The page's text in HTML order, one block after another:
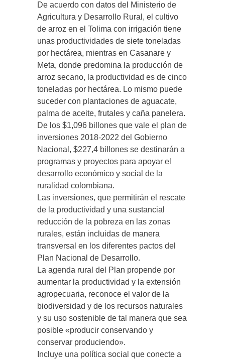
De acuerdo con datos del Ministerio de
Agricultura y Desarrollo Rural, el cultivo
de arroz en el Tolima con irrigación tiene
unas productividades de siete toneladas
por hectárea, mientras en Casanare y
Meta, donde predomina la producción de
arroz secano, la productividad es de cinco
toneladas por hectárea. Lo mismo puede
suceder con plantaciones de aguacate,
palma de aceite, frutales y caña panelera.
De los $1,096 billones que vale el plan de
inversiones 2018-2022 del Gobierno
Nacional, $227,4 billones se destinarán a
programas y proyectos para apoyar el
desarrollo económico y social de la
ruralidad colombiana.
Las inversiones, que permitirán el rescate
de la productividad y una sustancial
reducción de la pobreza en las zonas
rurales, están incluidas de manera
transversal en los diferentes pactos del
Plan Nacional de Desarrollo.
La agenda rural del Plan propende por
aumentar la productividad y la extensión
agropecuaria, reconoce el valor de la
biodiversidad y de los recursos naturales
y su uso sostenible de tal manera que sea
posible «producir conservando y
conservar produciendo».
Incluye una política social que conecte a